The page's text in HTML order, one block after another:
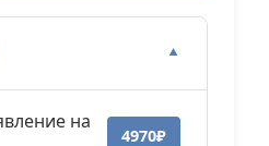
▼
на
4970₽